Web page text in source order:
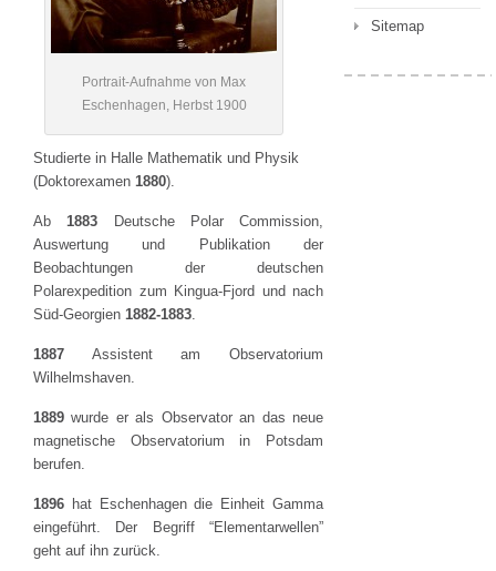
Portrait-Aufnahme von Max
Eschenhagen, Herbst 1900
Studierte in Halle Mathematik und Physik
(Doktorexamen 1880).
Ab 1883 Deutsche Polar Commission,
Auswertung und Publikation der
Beobachtungen der deutschen
Polarexpedition zum Kingua-Fjord und nach
Süd-Georgien 1882-1883
1887 Assistent am Observatorium
Wilhelmshaven.
1889 wurde er als Observator an das neue
magnetische Observatorium in Potsdam
berufen.
1896 hat Eschenhagen die Einheit Gamma
eingeführt. Der Begriff “Elementarwellen”
geht auf ihn zurück.
Sitemap